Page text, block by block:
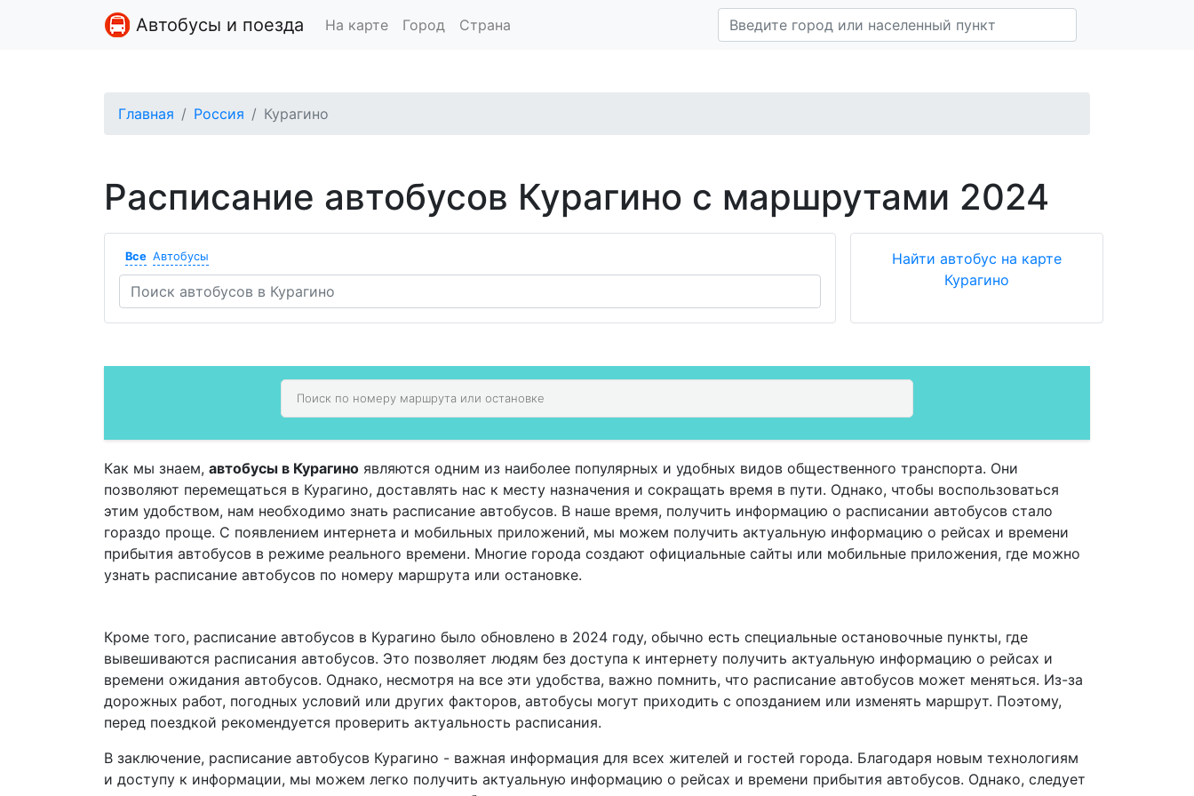
Автобусы и поезда На карте Город Страна
Главная Россия Курагино
Расписание автобусов Курагино с маршрутами 2024
Все Автобусы
Найти автобус на карте
Курагино
Как мы знаем, автобусы в Курагино являются одним из наиболее популярных и удобных видов общественного транспорта. Они
позволяют перемещаться в Курагино, доставлять нас к месту назначения и сокращать время в пути. Однако, чтобы воспользоваться
этим удобством, нам необходимо знать расписание автобусов. В наше время, получить информацию о расписании автобусов стало
гораздо проще. С появлением интернета и мобильных приложений, мы можем получить актуальную информацию о рейсах и времени
прибытия автобусов в режиме реального времени. Многие города создают официальные сайты или мобильные приложения, где можно
узнать расписание автобусов по номеру маршрута или остановке.
Кроме того, расписание автобусов в Курагино было обновлено в 2024 году, обычно есть специальные остановочные пункты, где
вывешиваются расписания автобусов. Это позволяет людям без доступа к интернету получить актуальную информацию о рейсах и
времени ожидания автобусов. Однако, несмотря на все эти удобства, важно помнить, что расписание автобусов может меняться. Из-за
дорожных работ, погодных условий или других факторов, автобусы могут приходить с опозданием или изменять маршрут. Поэтому,
перед поездкой рекомендуется проверить актуальность расписания.
В заключение, расписание автобусов Курагино - важная информация для всех жителей и гостей города. Благодаря новым технологиям
и доступу к информации, мы можем легко получить актуальную информацию о рейсах и времени прибытия автобусов. Однако, следует